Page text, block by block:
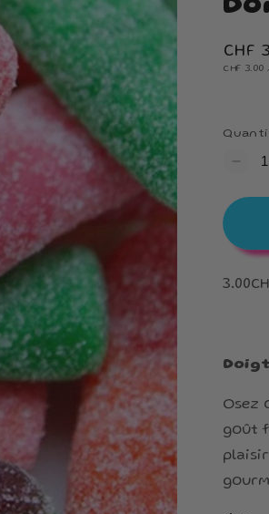
Prix
CHF
PRIX
CHF 3.00
Réduire
Osez
goût